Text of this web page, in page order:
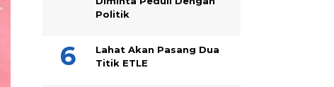
Politik
Lahat Akan Pasang Dua
Titik ETLE